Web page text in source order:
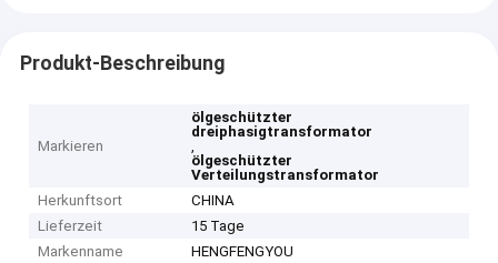
Produkt-Beschreibung
Markieren
ölgeschützter
dreiphasigtransformator
,
ölgeschützter
Verteilungstransformator
Herkunftsort
CHINA
Lieferzeit
15 Tage
Markenname
HENGFENGYOU